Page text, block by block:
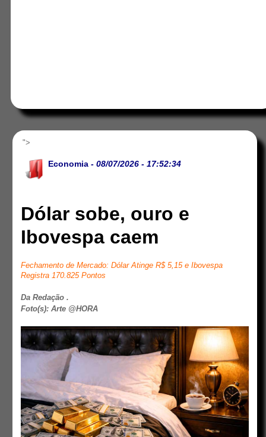
">
Economia - 08/07/2026 - 17:52:34
Dólar sobe, ouro e
Ibovespa caem
Fechamento de Mercado: Dólar Atinge R$ 5,15 e Ibovespa
Registra 170.825 Pontos
Da Redação .
Foto(s): Arte @HORA